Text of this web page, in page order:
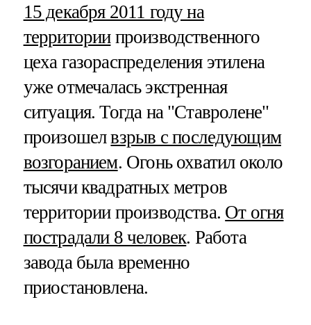
15 декабря 2011 году на
территориипроизводственного
цеха газораспределения этилена
уже отмечалась экстренная
ситуация. Тогда на "Ставролене"
произошелвзрыв с последующим
возгоранием. Огонь охватил около
тысячи квадратных метров
территории производства. От огня
пострадали 8 человек. Работа
завода была временно
приостановлена.